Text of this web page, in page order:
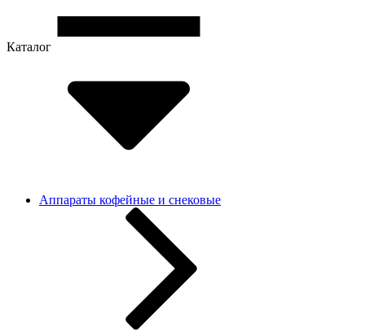
Каталог
Аппараты кофейные и снековые